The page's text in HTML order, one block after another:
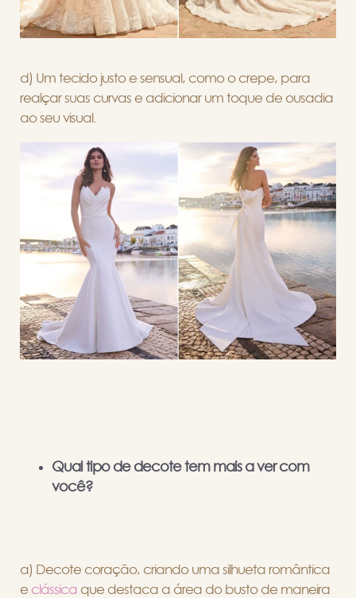
d) Um tecido justo e sensual, como o crepe, para
realçar suas curvas e adicionar um toque de ousadia
ao seu visual.
Qual tipo de decote tem mais a ver com
você?
a) Decote coração, criando uma silhueta romântica
e clássica que destaca a área do busto de maneira